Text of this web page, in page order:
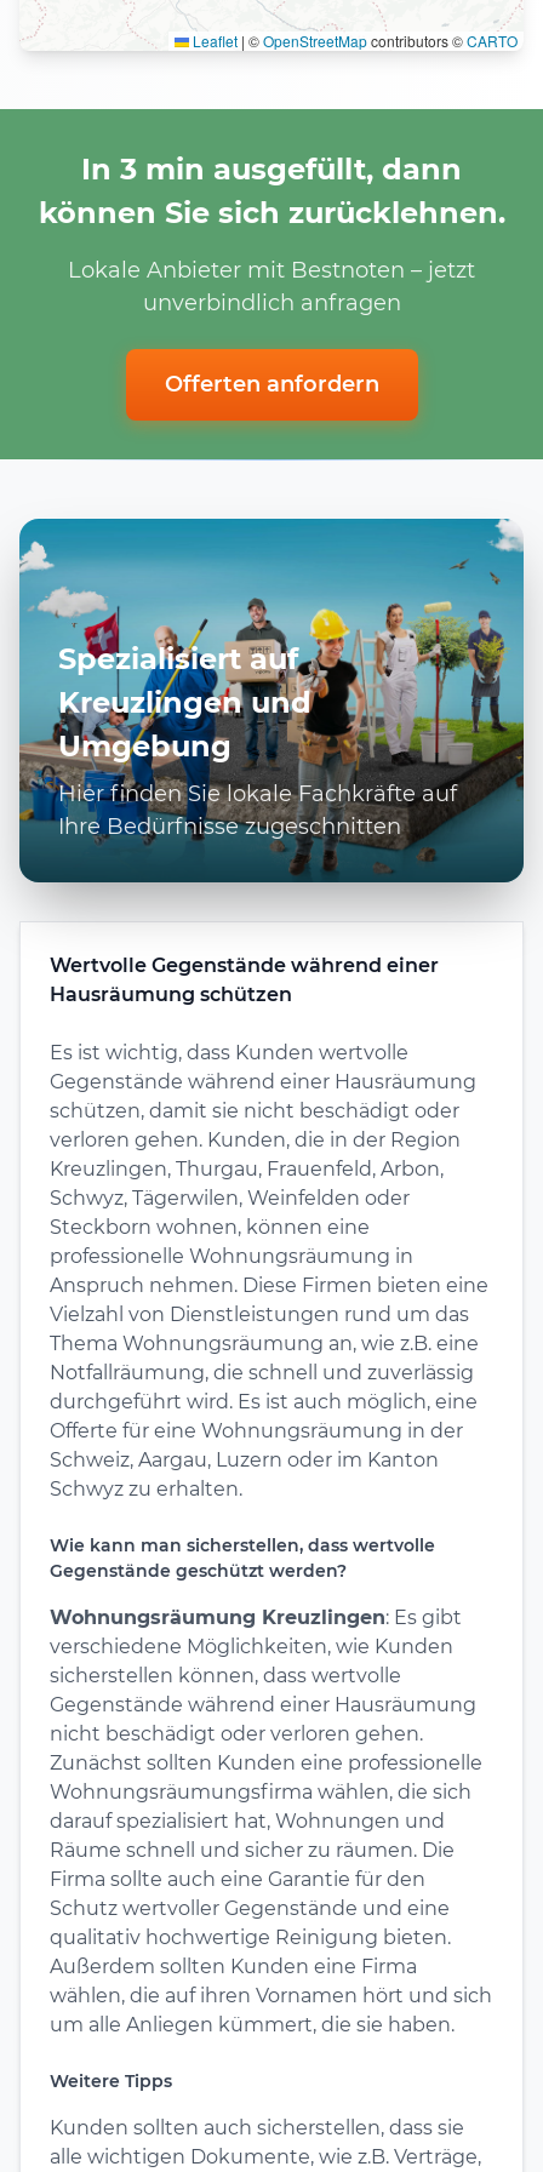
Leaflet | ©OpenStreetMapcontributors ©CARTO
In 3 min ausgefüllt, dann
können Sie sich zurücklehnen.
Lokale Anbieter mit Bestnoten – jetzt
unverbindlich anfragen
Offerten anfordern
Spezialisiert auf
Kreuzlingen und
Umgebung
Hier finden Sie lokale Fachkräfte auf
Ihre Bedürfnisse zugeschnitten
Wertvolle Gegenstände während einer
Hausräumung schützen
Es ist wichtig, dass Kunden wertvolle
Gegenstände während einer Hausräumung
schützen, damit sie nicht beschädigt oder
verloren gehen. Kunden, die in der Region
Kreuzlingen, Thurgau, Frauenfeld, Arbon,
Schwyz, Tägerwilen, Weinfelden oder
Steckborn wohnen, können eine
professionelle Wohnungsräumung in
Anspruch nehmen. Diese Firmen bieten eine
Vielzahl von Dienstleistungen rund um das
Thema Wohnungsräumung an, wie z.B. eine
Notfallräumung, die schnell und zuverlässig
durchgeführt wird. Es ist auch möglich, eine
Offerte für eine Wohnungsräumung in der
Schweiz, Aargau, Luzern oder im Kanton
Schwyz zu erhalten.
Wie kann man sicherstellen, dass wertvolle
Gegenstände geschützt werden?
Wohnungsräumung Kreuzlingen: Es gibt
verschiedene Möglichkeiten, wie Kunden
sicherstellen können, dass wertvolle
Gegenstände während einer Hausräumung
nicht beschädigt oder verloren gehen.
Zunächst sollten Kunden eine professionelle
Wohnungsräumungsfirma wählen, die sich
darauf spezialisiert hat, Wohnungen und
Räume schnell und sicher zu räumen. Die
Firma sollte auch eine Garantie für den
Schutz wertvoller Gegenstände und eine
qualitativ hochwertige Reinigung bieten.
Außerdem sollten Kunden eine Firma
wählen, die auf ihren Vornamen hört und sich
um alle Anliegen kümmert, die sie haben.
Weitere Tipps
Kunden sollten auch sicherstellen, dass sie
alle wichtigen Dokumente, wie z.B. Verträge,